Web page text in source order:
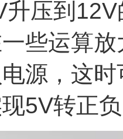
升压到
些运算
源，这
5V转正